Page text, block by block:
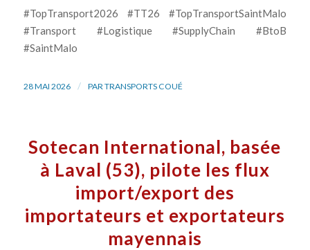
#TopTransport2026 #TT26 #TopTransportSaintMalo
#Transport #Logistique #SupplyChain #BtoB
#SaintMalo
28 MAI 2026 / PAR TRANSPORTS COUÉ
Sotecan International, basée
à Laval (53), pilote les flux
import/export des
importateurs et exportateurs
mayennais